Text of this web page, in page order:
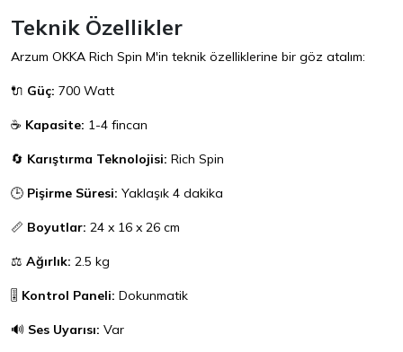
Teknik Özellikler
Arzum OKKA Rich Spin M'in teknik özelliklerine bir göz atalım:
🔌 Güç: 700 Watt
☕ Kapasite: 1-4 fincan
🔄 Karıştırma Teknolojisi: Rich Spin
🕒 Pişirme Süresi: Yaklaşık 4 dakika
📏 Boyutlar: 24 x 16 x 26 cm
⚖️ Ağırlık: 2.5 kg
🎚️ Kontrol Paneli: Dokunmatik
🔊 Ses Uyarısı: Var